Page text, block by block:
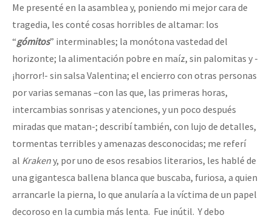
Me presenté en la asamblea y, poniendo mi mejor cara de
tragedia, les conté cosas horribles de altamar: los
“gómitos” interminables; la monótona vastedad del
horizonte; la alimentación pobre en maíz, sin palomitas y -
¡horror!- sin salsa Valentina; el encierro con otras personas
por varias semanas –con las que, las primeras horas,
intercambias sonrisas y atenciones, y un poco después
miradas que matan-; describí también, con lujo de detalles,
tormentas terribles y amenazas desconocidas; me referí
al Krakeny, por uno de esos resabios literarios, les hablé de
una gigantesca ballena blanca que buscaba, furiosa, a quien
arrancarle la pierna, lo que anularía a la víctima de un papel
decoroso en la cumbia más lenta. Fue inútil. Y debo